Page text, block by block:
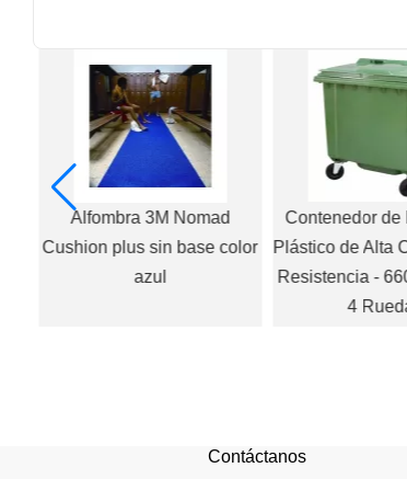
Alfombra 3M Nomad
Cushion plus sin base color
azul
Contenedor de
Plástico de Alta
Resistencia -
4
Contáctanos